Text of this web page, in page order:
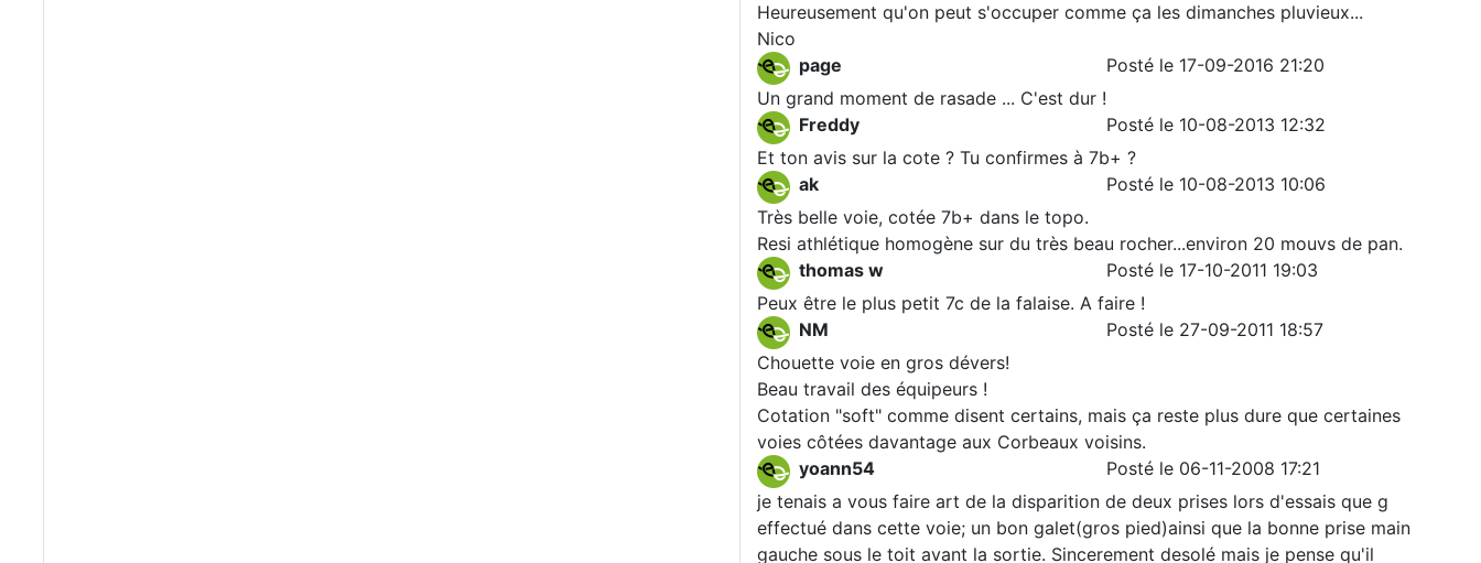
Heureusement qu'on peut s'occuper comme ça les dimanches pluvieux...
Nico
page
Posté le 17-09-2016 21:20
Un grand moment de rasade ... C'est dur !
Freddy
Posté le 10-08-2013 12:32
Et ton avis sur la cote ? Tu confirmes à 7b+ ?
ak
Posté le 10-08-2013 10:06
Très belle voie, cotée 7b+ dans le topo.
Resi athlétique homogène sur du très beau rocher...environ 20 mouvs de pan.
thomas w
Posté le 17-10-2011 19:03
Peux être le plus petit 7c de la falaise. A faire !
NM
Posté le 27-09-2011 18:57
Chouette voie en gros dévers!
Beau travail des équipeurs !
Cotation "soft" comme disent certains, mais ça reste plus dure que certaines
voies côtées davantage aux Corbeaux voisins.
yoann54
Posté le 06-11-2008 17:21
je tenais a vous faire art de la disparition de deux prises lors d'essais que g
effectué dans cette voie; un bon galet(gros pied)ainsi que la bonne prise main
gauche sous le toit avant la sortie. Sincerement desolé mais je pense qu'il